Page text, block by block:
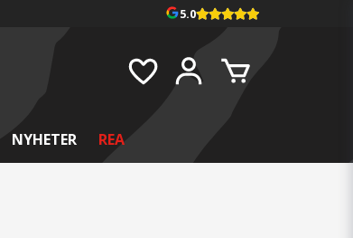
5.0
NYHETER REA